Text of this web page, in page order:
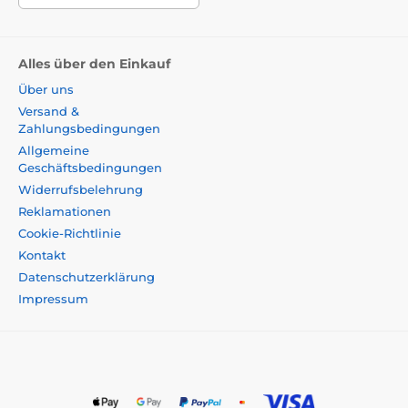
Alles über den Einkauf
Über uns
Versand &
Zahlungsbedingungen
Allgemeine
Geschäftsbedingungen
Widerrufsbelehrung
Reklamationen
Cookie-Richtlinie
Kontakt
Datenschutzerklärung
Impressum